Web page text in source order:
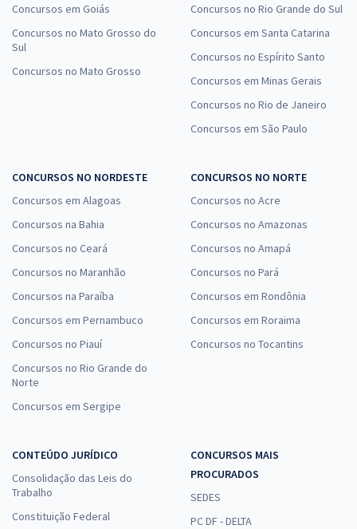
Concursos em Goiás
Concursos no Mato Grosso do
Sul
Concursos no Mato Grosso
Concursos no Rio Grande do Sul
Concursos em Santa Catarina
Concursos no Espírito Santo
Concursos em Minas Gerais
Concursos no Rio de Janeiro
Concursos em São Paulo
CONCURSOS NO NORDESTE
Concursos em Alagoas
Concursos na Bahia
Concursos no Ceará
Concursos no Maranhão
Concursos na Paraíba
Concursos em Pernambuco
Concursos no Piauí
Concursos no Rio Grande do
Norte
Concursos em Sergipe
CONCURSOS NO NORTE
Concursos no Acre
Concursos no Amazonas
Concursos no Amapá
Concursos no Pará
Concursos em Rondônia
Concursos em Roraima
Concursos no Tocantins
CONTEÚDO JURÍDICO
Consolidação das Leis do
Trabalho
Constituição Federal
CONCURSOS MAIS
PROCURADOS
SEDES
PC DF - DELTA